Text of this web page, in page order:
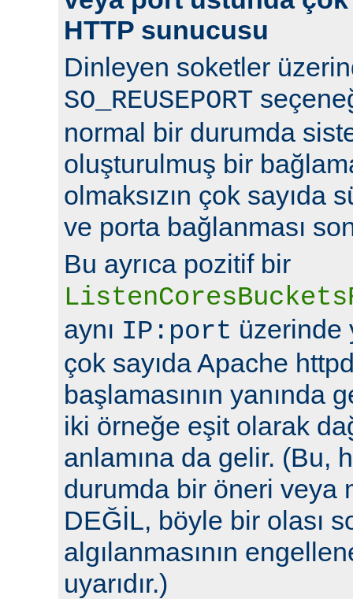
HTTP sunucusu
Dinleyen soketler
SO_REUSEPORT
normal bir durumda
oluşturulmuş bir
olmaksızın çok sayıda
ve porta bağlanması
Bu ayrıca pozitif bir
aynı IP:port üzerinde
çok sayıda Apache
başlamasının yanında
iki örneğe eşit olarak
anlamına da gelir. (Bu,
durumda bir öneri veya
DEĞİL, böyle bir olası
algılanmasının
uyarıdır.)